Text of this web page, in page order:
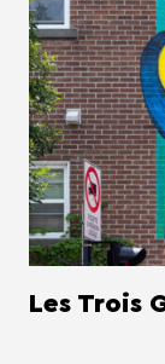
Les Trois